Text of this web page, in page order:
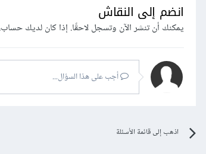
انضم إلى النقاش
يمكنك أن تنشر الآن وتسجل لاحقًا. إذا كان لديك
أجب على هذا السؤال...
اذهب إلى قائمة الأسئلة